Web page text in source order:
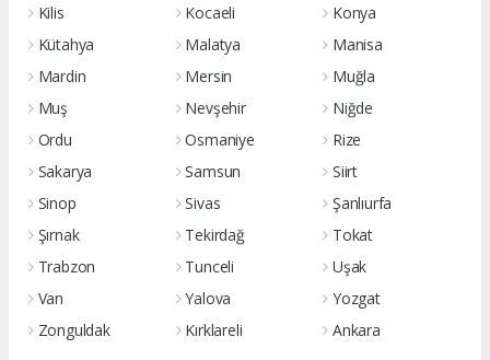
Kilis
Kocaeli
Konya
Kütahya
Malatya
Manisa
Mardin
Mersin
Muğla
Muş
Nevşehir
Niğde
Ordu
Osmaniye
Rize
Sakarya
Samsun
Siirt
Sinop
Sivas
Şanlıurfa
Şırnak
Tekirdağ
Tokat
Trabzon
Tunceli
Uşak
Van
Yalova
Yozgat
Zonguldak
Kırklareli Ankara